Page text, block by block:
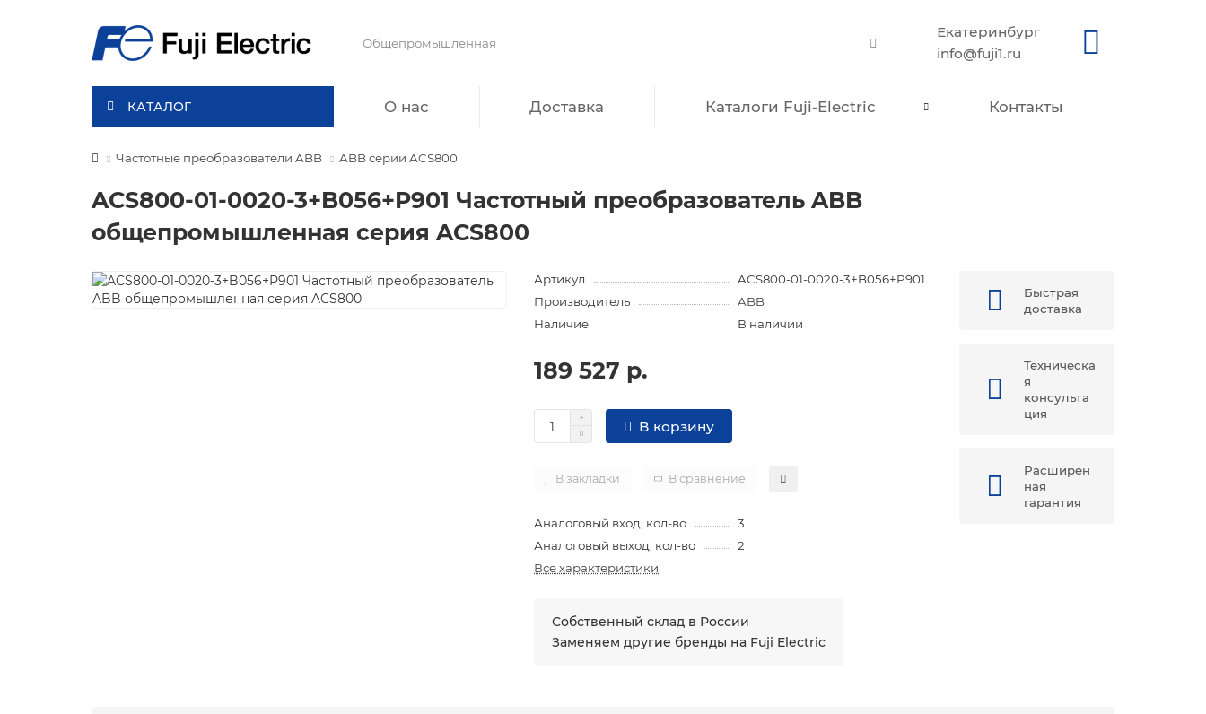
Екатеринбург
info@fuji1.ru
КАТАЛОГ О нас Доставка Каталоги Fuji-Electric Контакты
Частотные преобразователи ABB ABB серии ACS800
ACS800-01-0020-3+B056+P901 Частотный преобразователь ABB
общепромышленная серия ACS800
Артикул
ACS800-01-0020-3+B056+P901
Производитель
ABB
Наличие
В наличии
189 527 р.
В корзину
В закладки В сравнение
Аналоговый вход, кол-во
3
Аналоговый выход, кол-во
2
Все характеристики
Собственный склад в России
Заменяем другие бренды на Fuji Electric
Быстрая
доставка
Техническа
я
консульта
ция
Расширен
ная
гарантия